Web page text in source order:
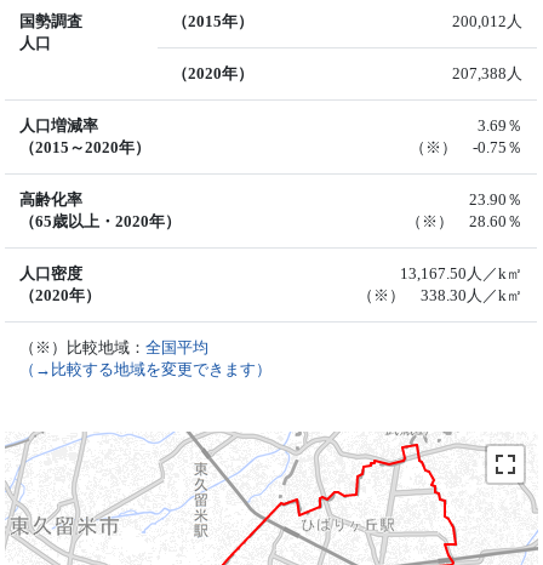
国勢調査
人口
（2015年） 200,012人
（2020年） 207,388人
人口増減率
（2015～2020年）
3.69％
（※） -0.75％
高齢化率
（65歳以上・2020年）
23.90％
（※） 28.60％
人口密度
（2020年）
13,167.50人／k㎡
（※） 338.30人／k㎡
（※）比較地域：全国平均
（→比較する地域を変更できます）